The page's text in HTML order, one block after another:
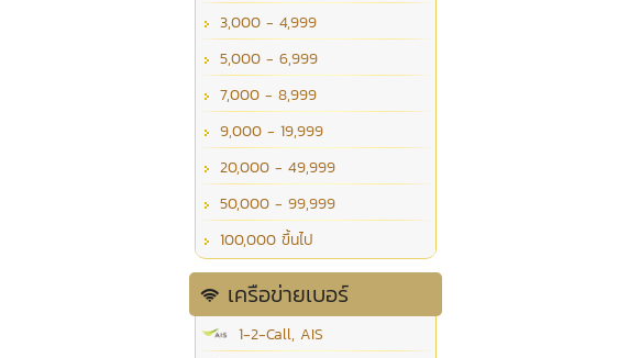
3,000 - 4,999
5,000 - 6,999
7,000 - 8,999
9,000 - 19,999
20,000 - 49,999
50,000 - 99,999
100,000 ขึ้นไป
เครือข่ายเบอร์
1-2-Call, AIS